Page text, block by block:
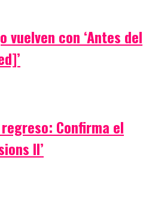
vuelven con ‘Antes del
Confirma el
II’